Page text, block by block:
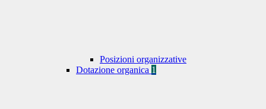
Posizioni organizzative
Dotazione organica 1